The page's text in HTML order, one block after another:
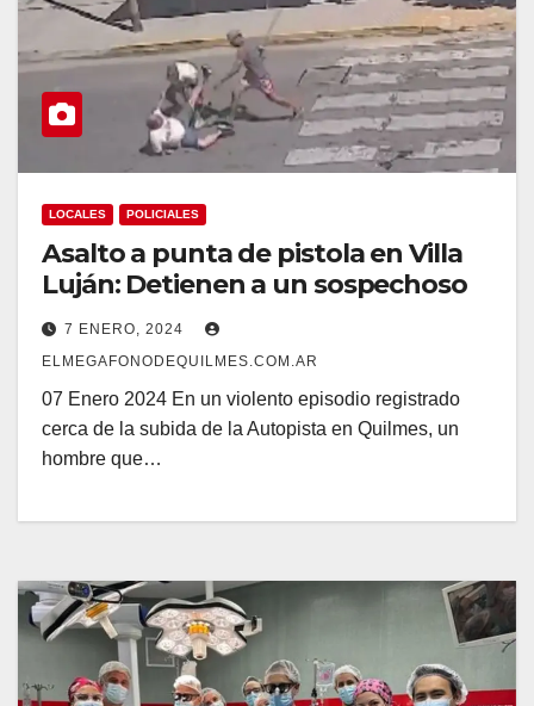
LOCALES POLICIALES
Asalto a punta de pistola en Villa
Luján: Detienen a un sospechoso
7 ENERO, 2024
ELMEGAFONODEQUILMES.COM.AR
07 Enero 2024 En un violento episodio registrado
cerca de la subida de la Autopista en Quilmes, un
hombre que…